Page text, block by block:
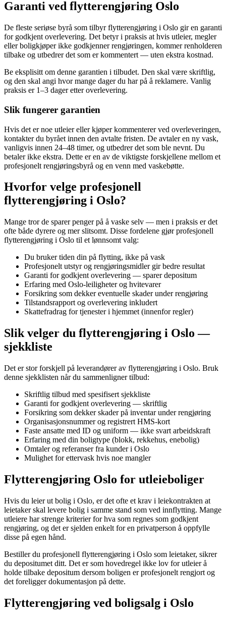
Garanti ved flytterengjøring Oslo
De fleste seriøse byrå som tilbyr flytterengjøring i Oslo gir en garanti
for godkjent overlevering. Det betyr i praksis at hvis utleier, megler
eller boligkjøper ikke godkjenner rengjøringen, kommer renholderen
tilbake og utbedrer det som er kommentert — uten ekstra kostnad.
Be eksplisitt om denne garantien i tilbudet. Den skal være skriftlig,
og den skal angi hvor mange dager du har på å reklamere. Vanlig
praksis er 1–3 dager etter overlevering.
Slik fungerer garantien
Hvis det er noe utleier eller kjøper kommenterer ved overleveringen,
kontakter du byrået innen den avtalte fristen. De avtaler en ny vask,
vanligvis innen 24–48 timer, og utbedrer det som ble nevnt. Du
betaler ikke ekstra. Dette er en av de viktigste forskjellene mellom et
profesjonelt rengjøringsbyrå og en venn med vaskebøtte.
Hvorfor velge profesjonell
flytterengjøring i Oslo?
Mange tror de sparer penger på å vaske selv — men i praksis er det
ofte både dyrere og mer slitsomt. Disse fordelene gjør profesjonell
flytterengjøring i Oslo til et lønnsomt valg:
Du bruker tiden din på flytting, ikke på vask
Profesjonelt utstyr og rengjøringsmidler gir bedre resultat
Garanti for godkjent overlevering — sparer depositum
Erfaring med Oslo-leiligheter og hvitevarer
Forsikring som dekker eventuelle skader under rengjøring
Tilstandsrapport og overlevering inkludert
Skattefradrag for tjenester i hjemmet (innenfor regler)
Slik velger du flytterengjøring i Oslo —
sjekkliste
Det er stor forskjell på leverandører av flytterengjøring i Oslo. Bruk
denne sjekklisten når du sammenligner tilbud:
Skriftlig tilbud med spesifisert sjekkliste
Garanti for godkjent overlevering — skriftlig
Forsikring som dekker skader på inventar under rengjøring
Organisasjonsnummer og registrert HMS-kort
Faste ansatte med ID og uniform — ikke svart arbeidskraft
Erfaring med din boligtype (blokk, rekkehus, enebolig)
Omtaler og referanser fra kunder i Oslo
Mulighet for ettervask hvis noe mangler
Flytterengjøring Oslo for utleieboliger
Hvis du leier ut bolig i Oslo, er det ofte et krav i leiekontrakten at
leietaker skal levere bolig i samme stand som ved innflytting. Mange
utleiere har strenge kriterier for hva som regnes som godkjent
rengjøring, og det er sjelden enkelt for en privatperson å oppfylle
disse på egen hånd.
Bestiller du profesjonell flytterengjøring i Oslo som leietaker, sikrer
du depositumet ditt. Det er som hovedregel ikke lov for utleier å
holde tilbake depositum dersom boligen er profesjonelt rengjort og
det foreligger dokumentasjon på dette.
Flytterengjøring ved boligsalg i Oslo